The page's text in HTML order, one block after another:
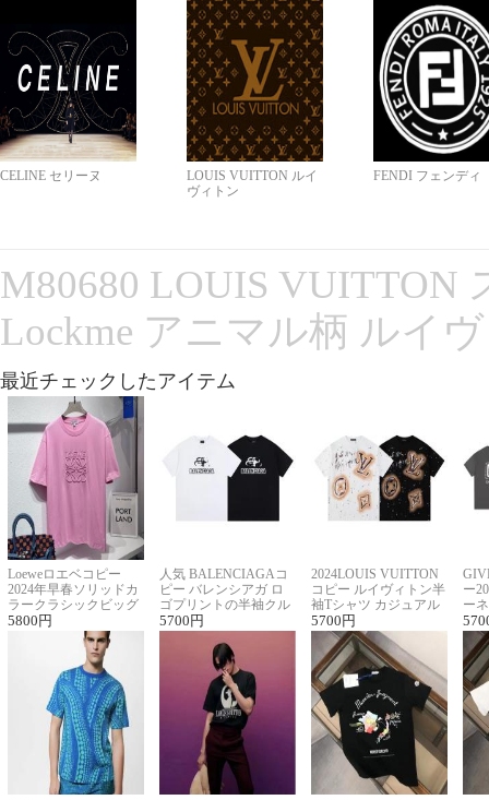
CELINE セリーヌ
LOUIS VUITTON ルイ
ヴィトン
FENDI フェンディ
M80680 LOUIS VUITTON
Lockme アニマル柄 ルイ
最近チェックしたアイテム
Loeweロエベコピー
2024年早春ソリッドカ
ラークラシックビッグ
ロゴ刺繍Tシャツ
5800 円
人気 BALENCIAGAコ
ピー バレンシアガ ロ
ゴプリントの半袖クル
ーネックTシャツ
5700 円
2024LOUIS VUITTON
コピー ルイヴィトン半
袖Tシャツ カジュアル
に馴染む 2色展開
5700 円
ー
ー
ー